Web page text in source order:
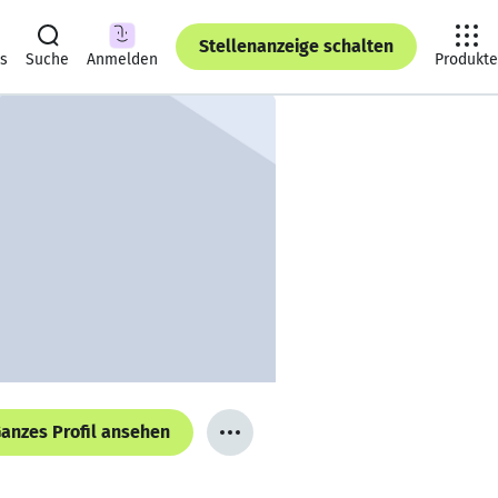
Suche Anmelden
Stellenanzeige schalten
Produkte
Profil ansehen